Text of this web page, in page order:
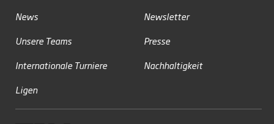
News
Unsere Teams
Internationale Turniere
Ligen
Newsletter
Presse
Nachhaltigkeit